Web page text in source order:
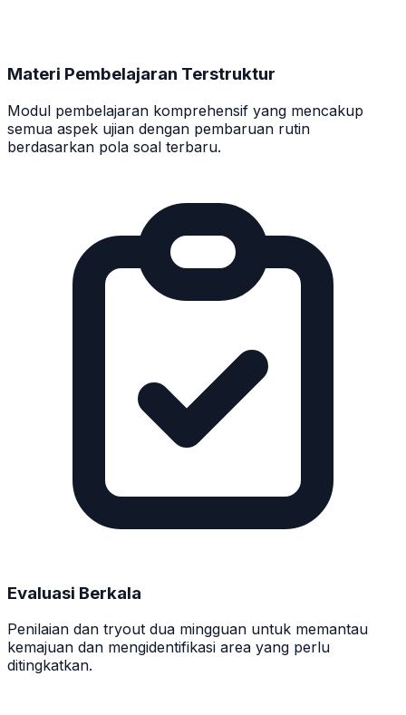
Materi Pembelajaran Terstruktur
Modul pembelajaran komprehensif yang mencakup
semua aspek ujian dengan pembaruan rutin
berdasarkan pola soal terbaru.
Evaluasi Berkala
Penilaian dan tryout dua mingguan untuk memantau
kemajuan dan mengidentifikasi area yang perlu
ditingkatkan.